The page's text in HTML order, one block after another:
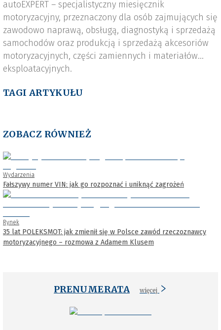
autoEXPERT – specjalistyczny miesięcznik
motoryzacyjny, przeznaczony dla osób zajmujących się
zawodowo naprawą, obsługą, diagnostyką i sprzedażą
samochodów oraz produkcją i sprzedażą akcesoriów
motoryzacyjnych, części zamiennych i materiałów
eksploatacyjnych.
TAGI ARTYKUŁU
ZOBACZ RÓWNIEŻ
Wydarzenia
Fałszywy numer VIN: jak go rozpoznać i uniknąć zagrożeń
Rynek
35 lat POLEKSMOT: jak zmienił się w Polsce zawód rzeczoznawcy
motoryzacyjnego – rozmowa z Adamem Klusem
PRENUMERATA więcej